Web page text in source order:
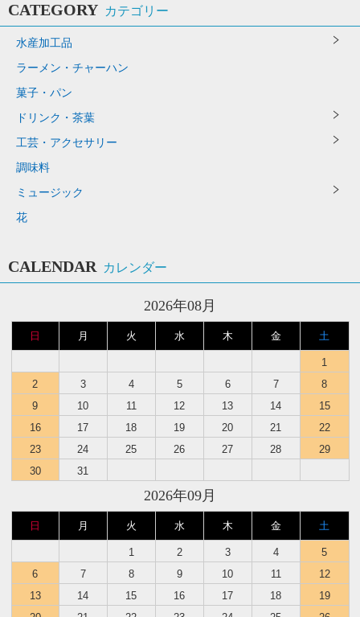
CATEGORY カテゴリー
水産加工品
ラーメン・チャーハン
菓子・パン
ドリンク・茶葉
工芸・アクセサリー
調味料
ミュージック
花
CALENDAR カレンダー
2026年08月
日 月 火 水 木 金 土
1
2
3 4 5 6 7
8
9
10 11 12 13 14
15
16
17 18 19 20 21
22
23
24 25 26 27 28
29
30
31
2026年09月
日 月 火 水 木 金 土
1 2 3 4
5
6
7 8 9 10 11
12
13
14 15 16 17 18
19